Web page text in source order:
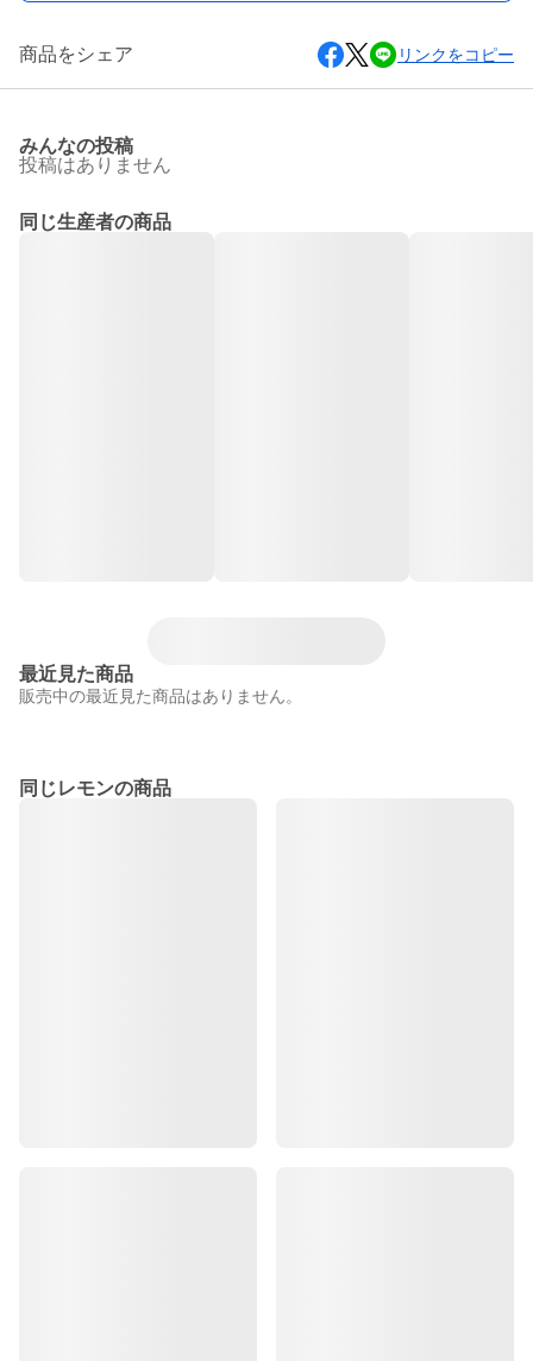
商品をシェア リンクをコピー
みんなの投稿
投稿はありません
同じ生産者の商品
最近見た商品
販売中の最近見た商品はありません。
同じレモンの商品